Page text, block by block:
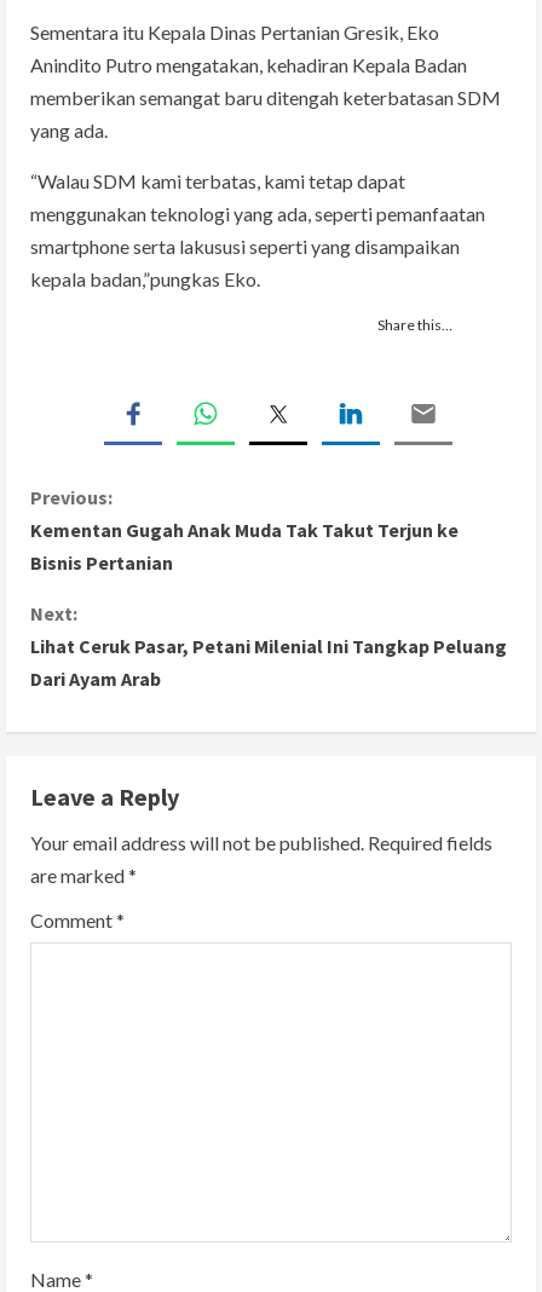
Sementara itu Kepala Dinas Pertanian Gresik, Eko
Anindito Putro mengatakan, kehadiran Kepala Badan
memberikan semangat baru ditengah keterbatasan SDM
yang ada.
“Walau SDM kami terbatas, kami tetap dapat
menggunakan teknologi yang ada, seperti pemanfaatan
smartphone serta lakususi seperti yang disampaikan
kepala badan,”pungkas Eko.
Share this…
C
o
n
t
u
e
R
Previous:
Kementan Gugah Anak Muda Tak Takut Terjun ke
Bisnis Pertanian
Next:
Lihat Ceruk Pasar, Petani Milenial Ini Tangkap Peluang
Dari Ayam Arab
Leave a Reply
Your email address will not be published. Required fields
are marked*
Comment*
Name*